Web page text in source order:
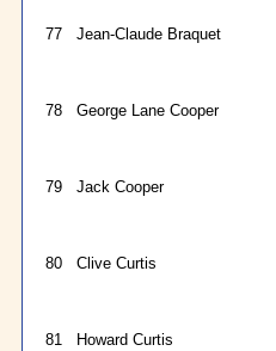
77 Jean-Claude Braquet
78 George Lane Cooper
79 Jack Cooper
80 Clive Curtis
81 Howard Curtis